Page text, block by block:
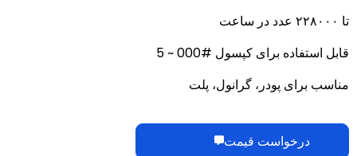
تا ۲۲۸۰۰۰ عدد در ساعت
قابل استفاده برای کپسول #000 ~ 5
مناسب برای پودر، گرانول، پلت
درخواست قیمت